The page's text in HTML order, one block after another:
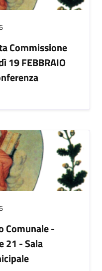
Commissione
19 FEBBRAIO
Comunale -
21 - Sala